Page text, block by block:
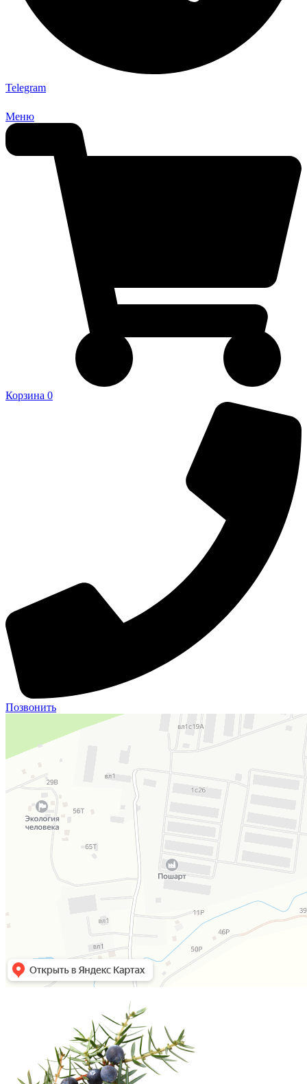
Telegram
Меню
Корзина 0
Позвонить